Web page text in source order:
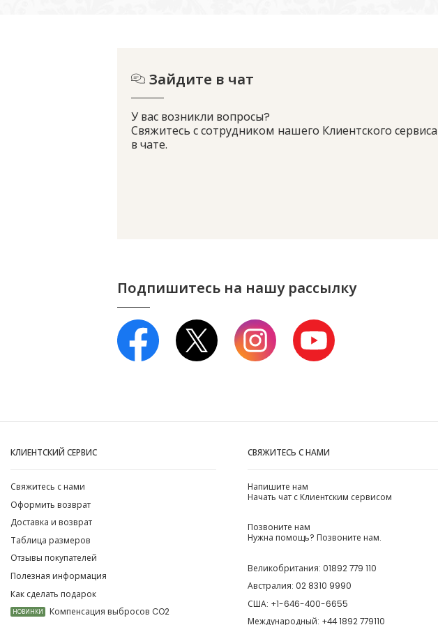
Зайдите в чат
У вас возникли вопросы?
Свяжитесь с сотрудником нашего Клиентского сервиса
в чате.
Подпишитесь на нашу рассылку
КЛИЕНТСКИЙ СЕРВИС
Свяжитесь с нами
Оформить возврат
Доставка и возврат
Таблица размеров
Отзывы покупателей
Полезная информация
Как сделать подарок
НОВИНКИ Компенсация выбросов CO2
СВЯЖИТЕСЬ С НАМИ
Напишите нам
Начать чат с Клиентским сервисом
Позвоните нам
Нужна помощь? Позвоните нам.
Великобритания: 01892 779 110
Австралия: 02 8310 9990
США: +1-646-400-6655
Международный: +44 1892 779110